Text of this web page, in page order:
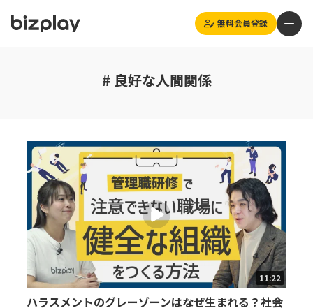
無料会員登録
# 良好な人間関係
11:22
ハラスメントのグレーゾーンはなぜ生まれる？社会